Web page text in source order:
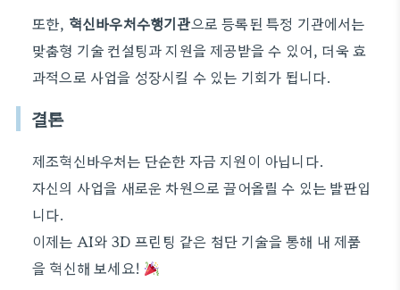
또한, 혁신바우처수행기관으로 등록된 특정 기관에서는
맞춤형 기술 컨설팅과 지원을 제공받을 수 있어, 더욱 효
과적으로 사업을 성장시킬 수 있는 기회가 됩니다.
결론
제조혁신바우처는 단순한 자금 지원이 아닙니다.
자신의 사업을 새로운 차원으로 끌어올릴 수 있는 발판입
니다.
이제는 AI와 3D 프린팅 같은 첨단 기술을 통해 내 제품
을 혁신해 보세요!